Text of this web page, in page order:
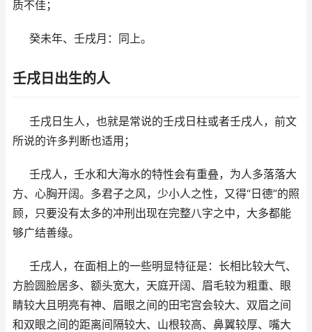
质不佳；
癸未年、壬戌月：同上。
壬戌日出生的人
壬戌日生人，也就是常说的壬戌日柱或者壬戌人，前文
所说的许多判断也适用；
壬戌人，壬水和大海水的特性会有重叠，为人多落落大
方、心胸开阔。多君子之风，少小人之性，又得“日德”的照
顾，只要没有太多的冲刑出现在完整八字之中，大多都能
够广结善缘。
壬戌人，在面相上的一些明显特征是：长相比较大气、
方脸圆脸居多、额头宽大，天庭开阔、眉毛较为粗重、眼
睛较大且明亮有神、眉眼之间的田宅宫会较大、双眉之间
和双眼之间的距离间隔较大、山根较高、鼻翼较厚、嘴大